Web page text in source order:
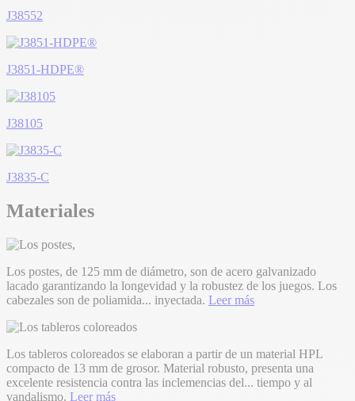
J38552
J3851-HDPE®
J38105
J3835-C
Materiales
Los postes, de 125 mm de diámetro, son de acero galvanizado
lacado garantizando la longevidad y la robustez de los juegos. Los
cabezales son de poliamida... inyectada. Leer más
Los tableros coloreados se elaboran a partir de un material HPL
compacto de 13 mm de grosor. Material robusto, presenta una
excelente resistencia contra las inclemencias del... tiempo y al
vandalismo. Leer más